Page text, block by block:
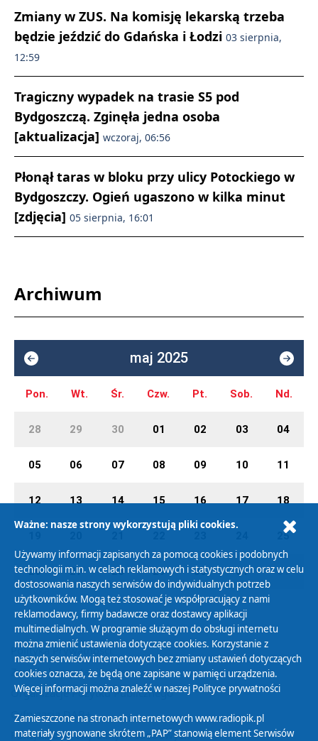
Zmiany w ZUS. Na komisję lekarską trzeba
będzie jeździć do Gdańska i Łodzi 03 sierpnia,
12:59
Tragiczny wypadek na trasie S5 pod
Bydgoszczą. Zginęła jedna osoba
[aktualizacja] wczoraj, 06:56
Płonął taras w bloku przy ulicy Potockiego w
Bydgoszczy. Ogień ugaszono w kilka minut
[zdjęcia] 05 sierpnia, 16:01
Archiwum
maj 2025
Pon. Wt. Śr. Czw. Pt. Sob. Nd.
28 29 30 01 02 03 04
05 06 07 08 09 10 11
12 13 14 15 16 17 18
25
26 27 28 29 30 31 01
Polityka Prywatności
Zasady korzystania z Serwisu
Organizacje Pożytku Publicznego
Cyfryzacja DAB+
Polityka ochrony danych osobowych
Ważne: nasze strony wykorzystują pliki cookies.
Używamy informacji zapisanych za pomocą cookies i podobnych
technologii m.in. w celach reklamowych i statystycznych oraz w celu
dostosowania naszych serwisów do indywidualnych potrzeb
użytkowników. Mogą też stosować je współpracujący z nami
reklamodawcy, firmy badawcze oraz dostawcy aplikacji
multimedialnych. W programie służącym do obsługi internetu
można zmienić ustawienia dotyczące cookies. Korzystanie z
naszych serwisów internetowych bez zmiany ustawień dotyczących
cookies oznacza, że będą one zapisane w pamięci urządzenia.
Więcej informacji można znaleźć w naszej Polityce prywatności
Zamieszczone na stronach internetowych www.radiopik.pl
materiały sygnowane skrótem „PAP” stanowią element Serwisów